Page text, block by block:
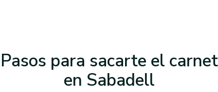
Pasos para sacarte el carnet
en Sabadell